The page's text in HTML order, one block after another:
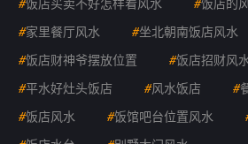
#家里餐厅风水 #坐北朝南饭店风水
#饭店财神爷摆放位置 #饭店招财风
#平水好灶头饭店 #风水饭店 #
#饭店风水 #饭馆吧台位置风水